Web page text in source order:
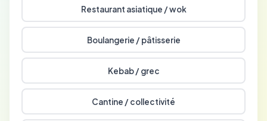
Restaurant asiatique / wok
Boulangerie / pâtisserie
Kebab / grec
Cantine / collectivité